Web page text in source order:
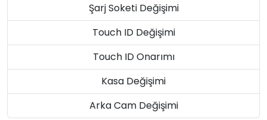
Şarj Soketi Değişimi
Touch ID Değişimi
Touch ID Onarımı
Kasa Değişimi
Arka Cam Değişimi